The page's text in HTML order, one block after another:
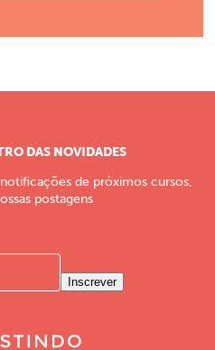
DAS NOVIDADES
de próximos cursos,
postagens
Inscrever